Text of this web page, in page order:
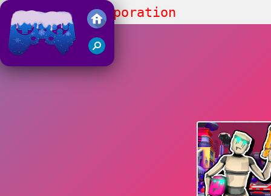
Juegos Friv 2018
Cyberpunk: Corporation